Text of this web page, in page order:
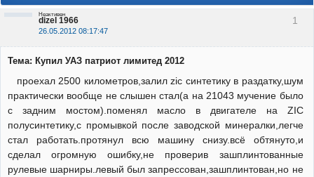
1
dizel 1966
26.05.2012 08:17:47
Неактивен
Тема: Купил УАЗ патриот лимитед 2012
проехал 2500 километров,залил zic синтетику в раздатку,шум
практически вообще не слышен стал(а на 21043 мучение было
с задним мостом).поменял масло в двигателе на ZIC
полусинтетику,с промывкой после заводской минералки,легче
стал работать.протянул всю машину снизу.всё обтянуто,и
сделал огромную ошибку,не проверив зашплинтованные
рулевые шарниры.левый был запрессован,зашплинтован,но не